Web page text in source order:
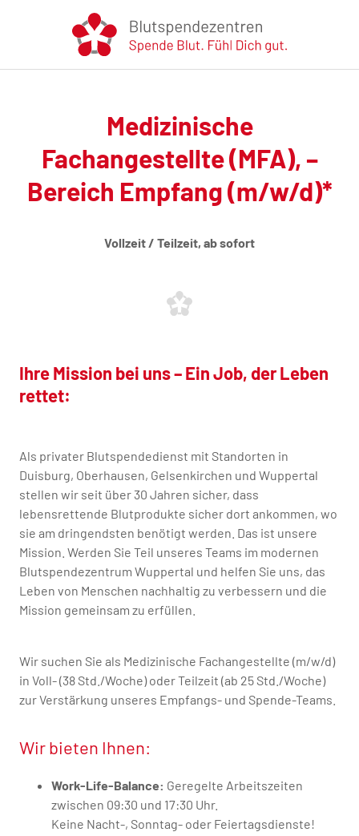
Medizinische
Fachangestellte (MFA), –
Bereich Empfang (m/w/d)*
Vollzeit / Teilzeit, ab sofort
Ihre Mission bei uns – Ein Job, der Leben
rettet:
Als privater Blutspendedienst mit Standorten in
Duisburg, Oberhausen, Gelsenkirchen und Wuppertal
stellen wir seit über 30 Jahren sicher, dass
lebensrettende Blutprodukte sicher dort ankommen, wo
sie am dringendsten benötigt werden. Das ist unsere
Mission. Werden Sie Teil unseres Teams im modernen
Blutspendezentrum Wuppertal und helfen Sie uns, das
Leben von Menschen nachhaltig zu verbessern und die
Mission gemeinsam zu erfüllen.
Wir suchen Sie als Medizinische Fachangestellte (m/w/d)
in Voll- (38 Std./Woche) oder Teilzeit (ab 25 Std./Woche)
zur Verstärkung unseres Empfangs- und Spende-Teams.
Wir bieten Ihnen:
Work-Life-Balance: Geregelte Arbeitszeiten
zwischen 09:30 und 17:30 Uhr.
Keine Nacht-, Sonntag- oder Feiertagsdienste!